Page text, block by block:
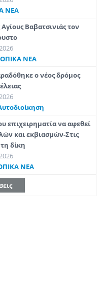
ΝΕΑ
Βαβατσινιάς τον
ΝΕΑ
ο νέος δρόμος
επιχειρηματία να αφεθεί
και εκβιασμών-Στις
δίκη
ΝΕΑ